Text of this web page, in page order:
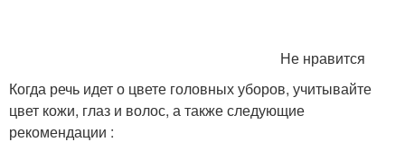
Не нравится
Когда речь идет о цвете головных уборов, учитывайте
цвет кожи, глаз и волос, а также следующие
рекомендации :